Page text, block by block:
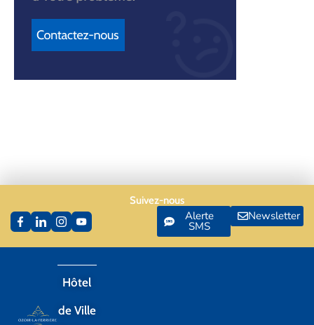
Hôtel
de Ville
Suivez-nous
Alerte
SMS
Newsletter